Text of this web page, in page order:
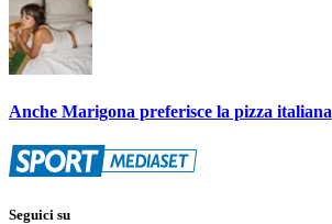
Anche Marigona preferisce la pizza italiana
Seguici su